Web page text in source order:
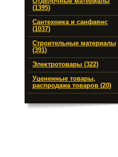
(1395)
Сантехника и санфаянс
(1037)
Строительные материалы
(391)
Электротовары (322)
Уцененные товары,
распродажа товаров (20)